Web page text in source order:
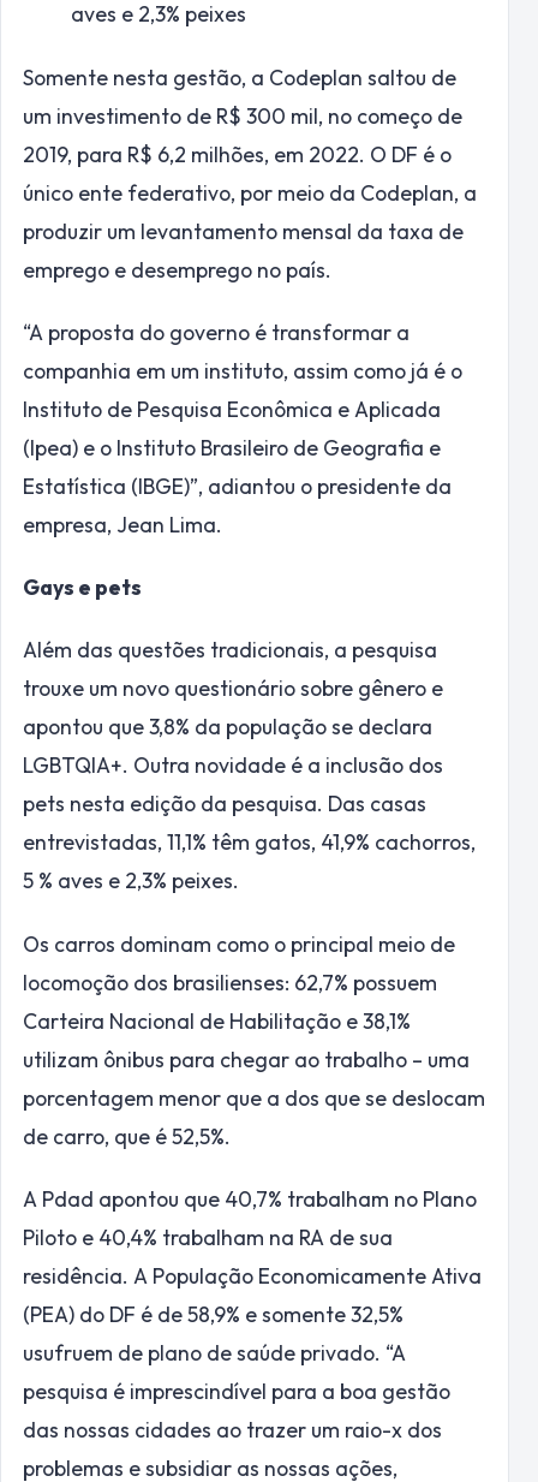
aves e 2,3% peixes
Somente nesta gestão, a Codeplan saltou de
um investimento de R$ 300 mil, no começo de
2019, para R$ 6,2 milhões, em 2022. O DF é o
único ente federativo, por meio da Codeplan, a
produzir um levantamento mensal da taxa de
emprego e desemprego no país.
“A proposta do governo é transformar a
companhia em um instituto, assim como já é o
Instituto de Pesquisa Econômica e Aplicada
(Ipea) e o Instituto Brasileiro de Geografia e
Estatística (IBGE)”, adiantou o presidente da
empresa, Jean Lima.
Gays e pets
Além das questões tradicionais, a pesquisa
trouxe um novo questionário sobre gênero e
apontou que 3,8% da população se declara
LGBTQIA+. Outra novidade é a inclusão dos
pets nesta edição da pesquisa. Das casas
entrevistadas, 11,1% têm gatos, 41,9% cachorros,
5 % aves e 2,3% peixes.
Os carros dominam como o principal meio de
locomoção dos brasilienses: 62,7% possuem
Carteira Nacional de Habilitação e 38,1%
utilizam ônibus para chegar ao trabalho – uma
porcentagem menor que a dos que se deslocam
de carro, que é 52,5%.
A Pdad apontou que 40,7% trabalham no Plano
Piloto e 40,4% trabalham na RA de sua
residência. A População Economicamente Ativa
(PEA) do DF é de 58,9% e somente 32,5%
usufruem de plano de saúde privado. “A
pesquisa é imprescindível para a boa gestão
das nossas cidades ao trazer um raio-x dos
problemas e subsidiar as nossas ações,